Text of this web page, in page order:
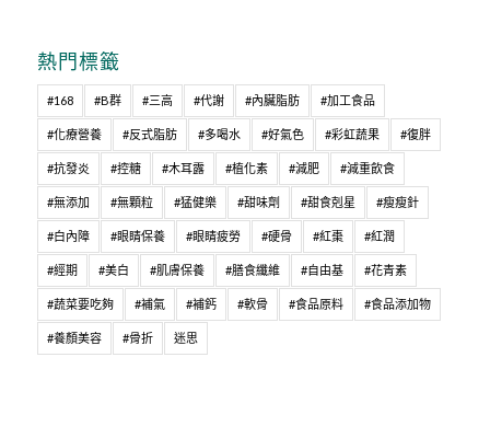
熱門標籤
#168 #B群 #三高 #代謝 #內臟脂肪 #加工食品
#化療營養 #反式脂肪 #多喝水 #好氣色 #彩虹蔬果 #復胖
#抗發炎 #控糖 #木耳露 #植化素 #減肥 #減重飲食
#無添加 #無顆粒 #猛健樂 #甜味劑 #甜食剋星 #瘦瘦針
#白內障 #眼睛保養 #眼睛疲勞 #硬骨 #紅棗 #紅潤
#經期 #美白 #肌膚保養 #膳食纖維 #自由基 #花青素
#蔬菜要吃夠 #補氣 #補鈣 #軟骨 #食品原料 #食品添加物
#養顏美容 #骨折 迷思